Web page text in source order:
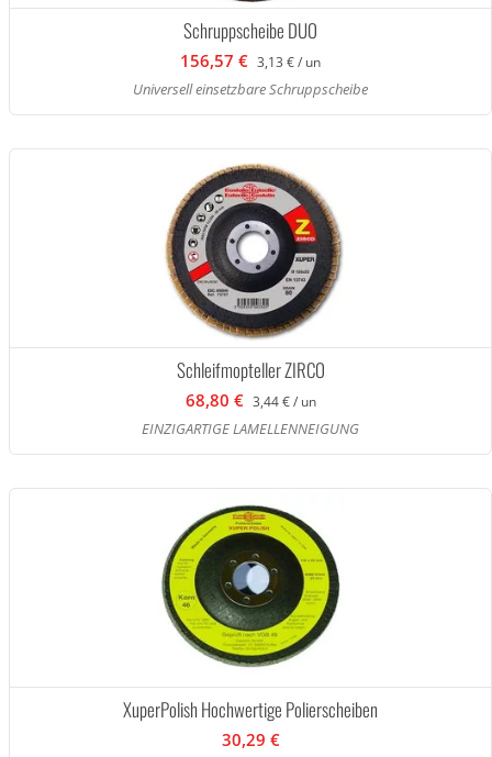
Schruppscheibe DUO
156,57 € 3,13 € / un
Universell einsetzbare Schruppscheibe
Schleifmopteller ZIRCO
68,80 € 3,44 € / un
EINZIGARTIGE LAMELLENNEIGUNG
XuperPolish Hochwertige Polierscheiben
30,29 €